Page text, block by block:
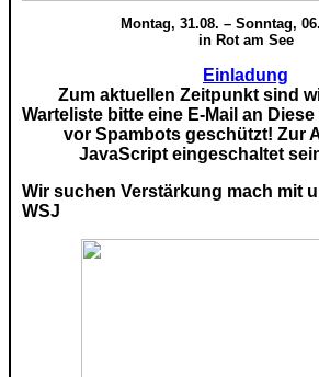
Montag, 31.08. – Sonntag,
in Rot am See
Einladung
Zum aktuellen Zeitpunkt sind
Warteliste bitte eine E-Mail an
vor Spambots geschützt! Zur
JavaScript eingeschaltet
Wir suchen Verstärkung mach mit
WSJ